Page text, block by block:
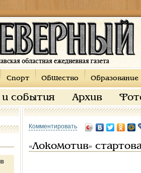
Спорт Общество Образование
события Архив
Комментировать
«Локомотив»